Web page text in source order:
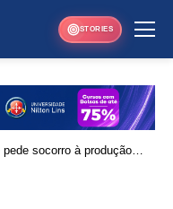
STORIES
socorro à produção